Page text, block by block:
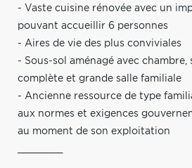
- Vaste cuisine rénovée avec un
pouvant accueillir 6 personnes
- Aires de vie des plus conviviales
- Sous-sol aménagé avec chambre,
complète et grande salle familiale
- Ancienne ressource de type
aux normes et exigences
au moment de son exploitation